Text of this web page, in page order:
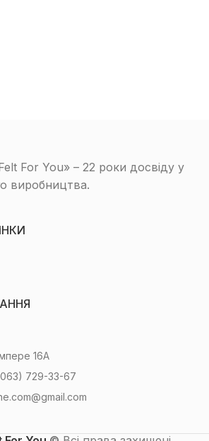
For You» – 22 роки досвіду у
виробництва.
16А
729-33-67